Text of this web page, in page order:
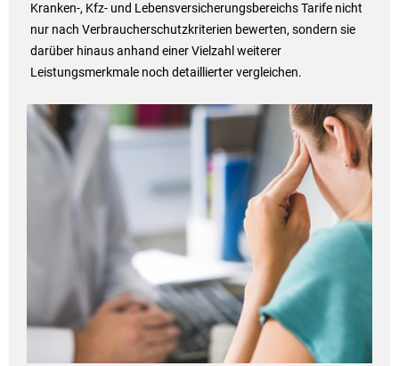
Kranken-, Kfz- und Lebensversicherungsbereichs Tarife nicht
nur nach Verbraucherschutzkriterien bewerten, sondern sie
darüber hinaus anhand einer Vielzahl weiterer
Leistungsmerkmale noch detaillierter vergleichen.